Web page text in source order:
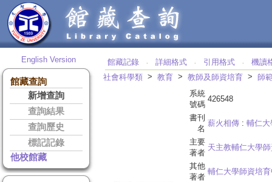
English Version
館藏查詢
新增查詢
查詢結果
查詢歷史
標記記錄
他校館藏
館藏記錄 ‧ 詳細格式 ‧ 引用格式 ‧
機讀
社會科學類 > 教育 > 教師及師資培育 > 師
系統
號碼
426548
書刊
名
薪火相傳 : 輔仁大
主要
著者
天主教輔仁大學
其他
著者
輔仁大學師資培